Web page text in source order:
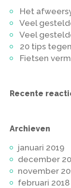
Het
Veel
Veel
20 tips
Fietsen
Recente
Archieven
januari 2019
december
november
februari 2018